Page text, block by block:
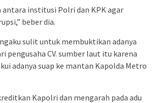
antara institusi Polri dan KPK agar
beber dia.
sulit untuk membuktikan adanya
pengusaha CV. sumber laut itu karena
adanya suap ke mantan Kapolda Metro
Kapolri dan mengarah pada adu